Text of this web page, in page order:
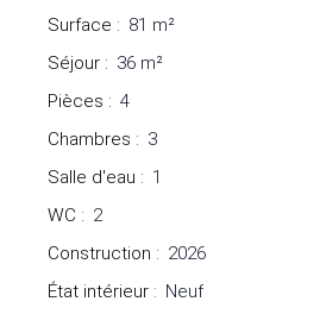
Surface : 81 m²
Séjour : 36 m²
Pièces : 4
Chambres : 3
Salle d'eau : 1
WC : 2
Construction : 2026
État intérieur : Neuf